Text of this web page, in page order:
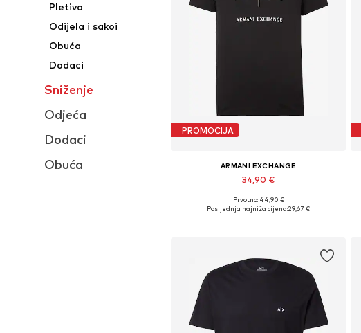
Pletivo
Odijela i sakoi
Obuća
Dodaci
Sniženje
Odjeća
Dodaci
Obuća
PROMOCIJA
ARMANI EXCHANGE
34,90 €
Dostupne veličine: S, M, L, XL, XXL
Prvotno: 44,90 €
Posljednja najniža cijena:29,67 €